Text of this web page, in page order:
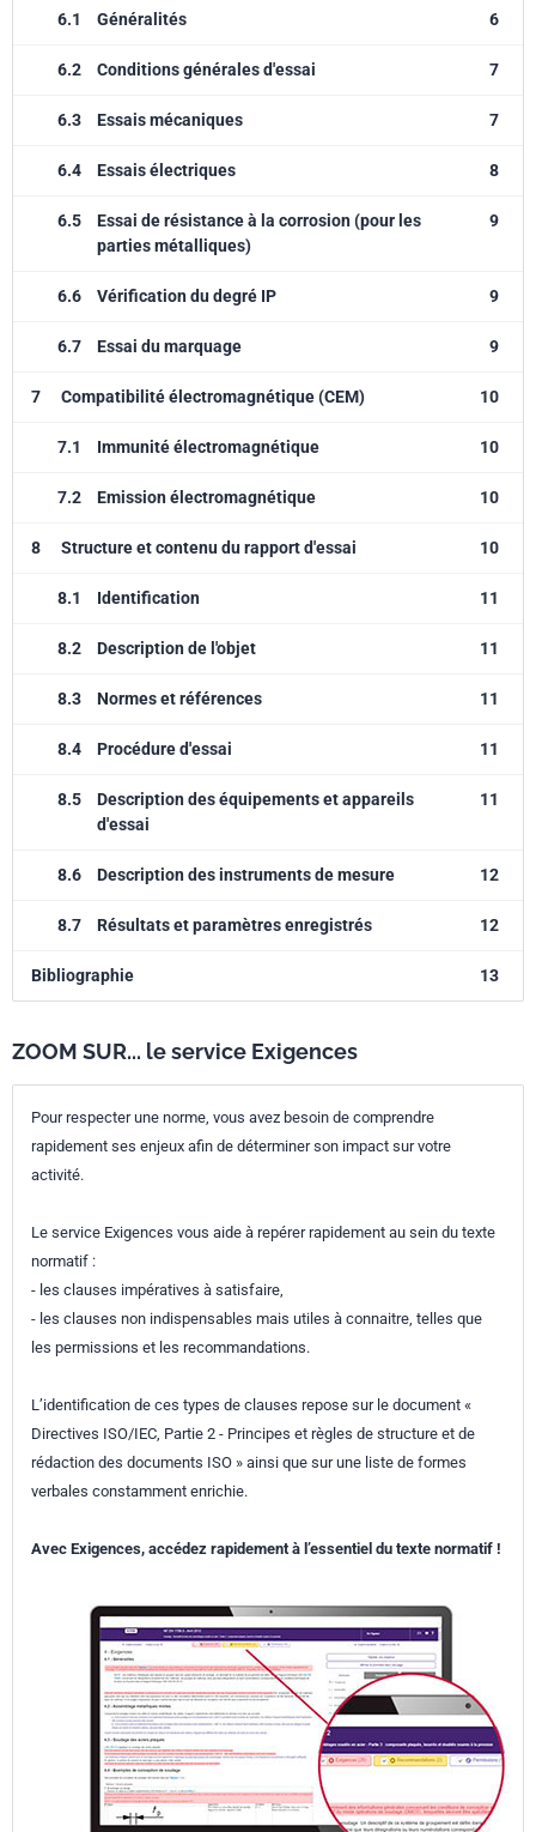
6.1 Généralités 6
6.2 Conditions générales d'essai 7
6.3 Essais mécaniques 7
6.4 Essais électriques 8
6.5
Essai de résistance à la corrosion (pour les
parties métalliques)
9
6.6 Vérification du degré IP 9
6.7 Essai du marquage 9
7 Compatibilité électromagnétique (CEM) 10
7.1 Immunité électromagnétique 10
7.2 Emission électromagnétique 10
8 Structure et contenu du rapport d'essai 10
8.1 Identification 11
8.2 Description de l'objet 11
8.3 Normes et références 11
8.4 Procédure d'essai 11
8.5
Description des équipements et appareils
d'essai
11
8.6 Description des instruments de mesure 12
8.7 Résultats et paramètres enregistrés 12
Bibliographie 13
ZOOM SUR... le service Exigences
Pour respecter une norme, vous avez besoin de comprendre
rapidement ses enjeux afin de déterminer son impact sur votre
activité.
Le service Exigences vous aide à repérer rapidement au sein du texte
normatif :
- les clauses impératives à satisfaire,
- les clauses non indispensables mais utiles à connaitre, telles que
les permissions et les recommandations.
L’identification de ces types de clauses repose sur le document «
Directives ISO/IEC, Partie 2 - Principes et règles de structure et de
rédaction des documents ISO » ainsi que sur une liste de formes
verbales constamment enrichie.
Avec Exigences, accédez rapidement à l’essentiel du texte normatif !